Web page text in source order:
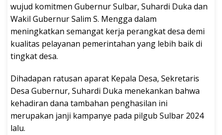
wujud komitmen Gubernur Sulbar, Suhardi Duka dan
Wakil Gubernur Salim S. Mengga dalam
meningkatkan semangat kerja perangkat desa demi
kualitas pelayanan pemerintahan yang lebih baik di
tingkat desa.
Dihadapan ratusan aparat Kepala Desa, Sekretaris
Desa Gubernur, Suhardi Duka menekankan bahwa
kehadiran dana tambahan penghasilan ini
merupakan janji kampanye pada pilgub Sulbar 2024
lalu.